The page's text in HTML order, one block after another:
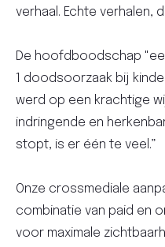
verhaal. Echte verhalen,
De hoofdboodschap
1 doodsoorzaak bij
werd op een krachtige
indringende en
stopt, is er één te veel.”
Onze crossmediale
combinatie van paid en
voor maximale